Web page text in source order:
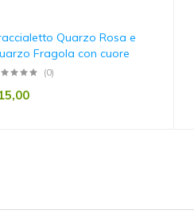
Quarzo Rosa e
Fragola con cuore
(0)
15,00